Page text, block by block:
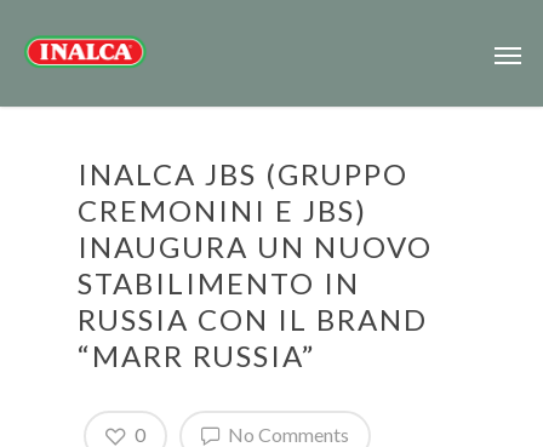
INALCA JBS (GRUPPO
CREMONINI E JBS)
INAUGURA UN NUOVO
STABILIMENTO IN
RUSSIA CON IL BRAND
“MARR RUSSIA”
No Comments
0